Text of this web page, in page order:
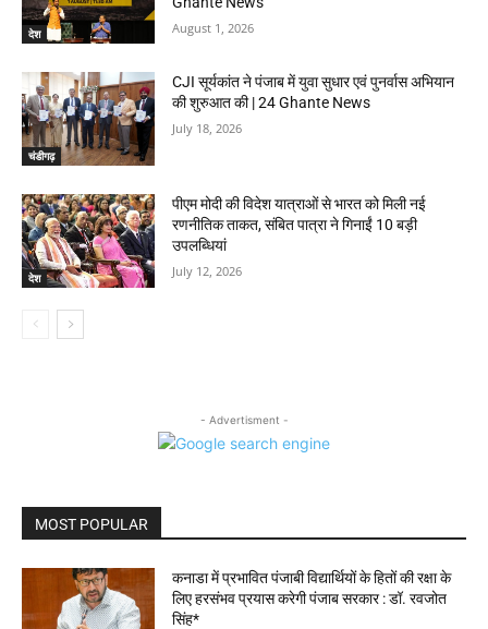
देश August 1, 2026
चंडीगढ़
CJI सूर्यकांत ने पंजाब में युवा सुधार एवं पुनर्वास अभियान
की शुरुआत की | 24 Ghante News
July 18, 2026
देश
पीएम मोदी की विदेश यात्राओं से भारत को मिली नई
रणनीतिक ताकत, संबित पात्रा ने गिनाईं 10 बड़ी
उपलब्धियां
July 12, 2026
- Advertisment -
MOST POPULAR
कनाडा में प्रभावित पंजाबी विद्यार्थियों के हितों की रक्षा के
लिए हरसंभव प्रयास करेगी पंजाब सरकार : डॉ. रवजोत
सिंह*